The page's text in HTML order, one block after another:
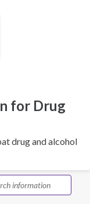
for Drug
drug and alcohol